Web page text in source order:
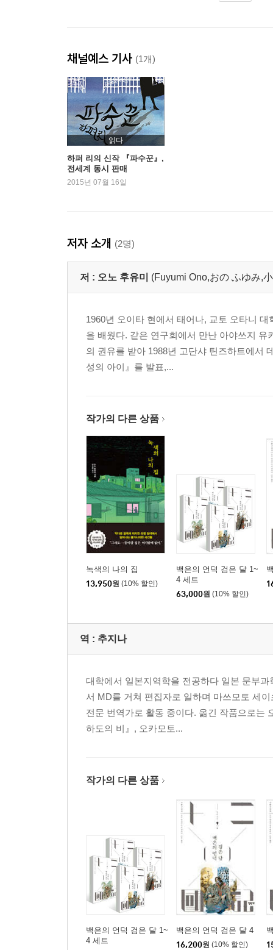
채널예스 기사 (1개)
읽다
하퍼 리의 신작 『파수꾼』,
전세계 동시 판매
2015년 07월 16일
저자 소개 (2명)
저 : 오노 후유미 (Fuyumi Ono,おの ふゆみ,
1960년 오이타 현에서 태어나, 교토 오타니
을 배웠다. 같은 연구회에서 만난 아야쓰지
의 권유를 받아 1988년 고단샤 틴즈하트에서
성의 아이』를 발표,...
작가의 다른 상품
녹색의 나의 집
13,950원 (10% 할인)
백은의 언덕 검은 달 1~
4 세트
63,000원 (10% 할인)
역 : 추지나
대학에서 일본지역학을 전공하다 일본 문부
서 MD를 거쳐 편집자로 일하며 마쓰모토 세
전문 번역가로 활동 중이다. 옮긴 작품으로는
하도의 비』, 오카모토...
작가의 다른 상품
백은의 언덕 검은 달 1~
4 세트
백은의 언덕 검은 달 4
16,200원 (10% 할인)